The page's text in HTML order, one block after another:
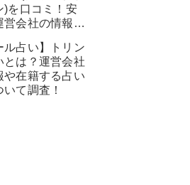
)を口コミ！安
営会社の情報や
！
ル占い】トリン
とは？運営会社
や在籍する占い
いて調査！